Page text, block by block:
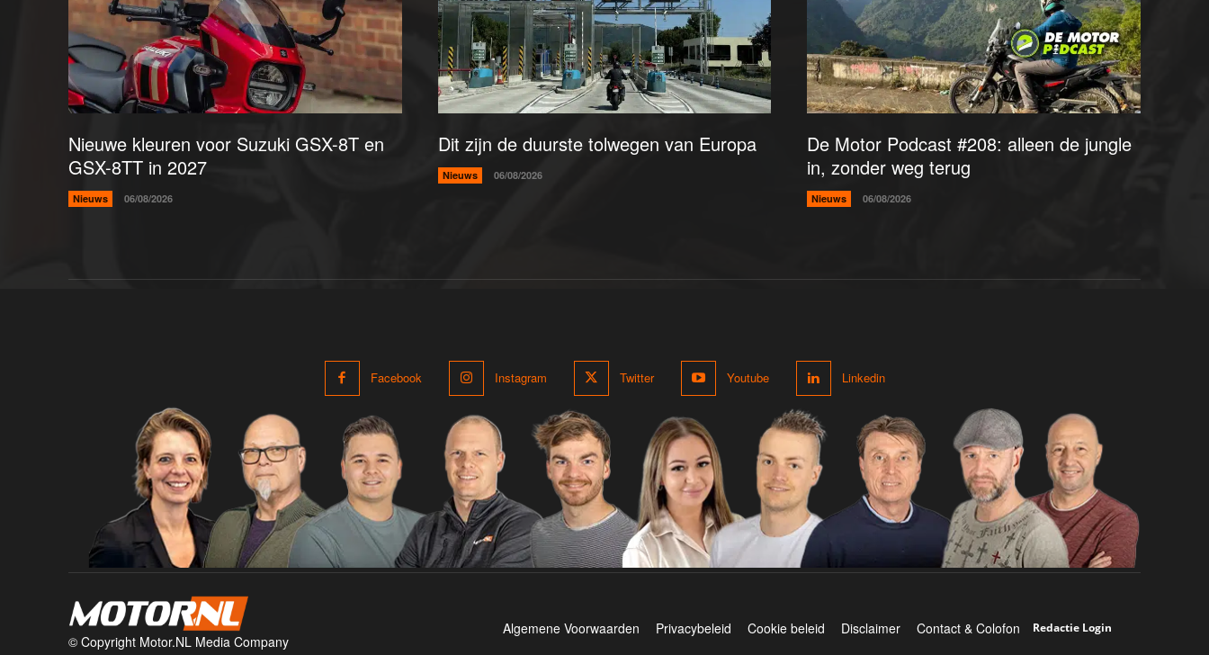
Nieuwe kleuren voor Suzuki GSX-8T en
GSX-8TT in 2027
Nieuws 06/08/2026
Dit zijn de duurste tolwegen van Europa
Nieuws 06/08/2026
De Motor Podcast #208: alleen de jungle
in, zonder weg terug
Nieuws 06/08/2026
Facebook Instagram Twitter Youtube Linkedin
© Copyright Motor.NL Media Company
Algemene Voorwaarden Privacybeleid Cookie beleid Disclaimer Contact & Colofon Redactie Login